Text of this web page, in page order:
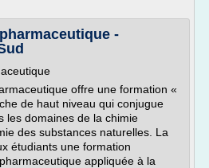
-
offre une formation «
de haut niveau qui conjugue
les domaines de la chimie
des substances naturelles. La
étudiants une formation
appliquée à la